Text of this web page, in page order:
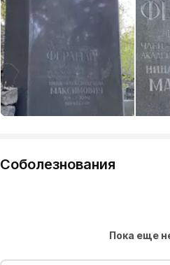
Соболезнования
Пока еще